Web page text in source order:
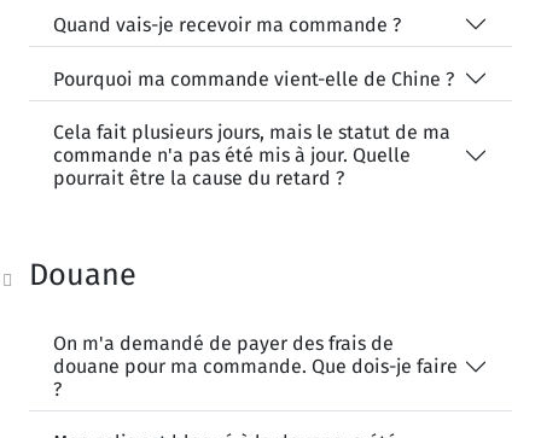
Quand vais-je recevoir ma commande ?
Pourquoi ma commande vient-elle de Chine ?
Cela fait plusieurs jours, mais le statut de ma
commande n'a pas été mis à jour. Quelle
pourrait être la cause du retard ?
Douane
On m'a demandé de payer des frais de
douane pour ma commande. Que dois-je faire
?